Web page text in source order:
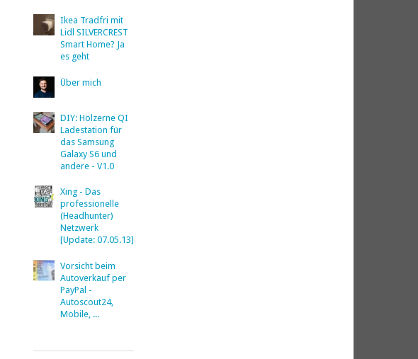
Ikea Tradfri mit
Lidl SILVERCREST
Smart Home? Ja
es geht
Über mich
DIY: Hölzerne QI
Ladestation für
das Samsung
Galaxy S6 und
andere - V1.0
Xing - Das
professionelle
(Headhunter)
Netzwerk
[Update: 07.05.13]
Vorsicht beim
Autoverkauf per
PayPal -
Autoscout24,
Mobile, ...